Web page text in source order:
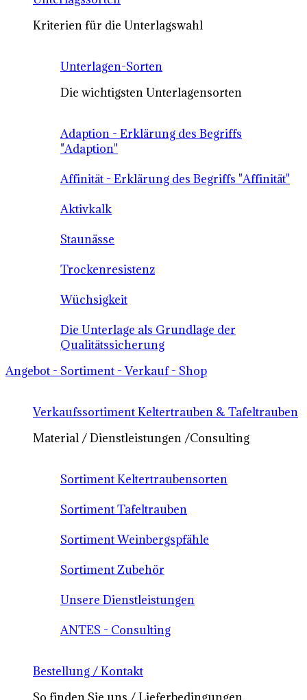
Kriterien für die Unterlagswahl
Unterlagen-Sorten
Die wichtigsten Unterlagensorten
Adaption - Erklärung des Begriffs
"Adaption"
Affinität - Erklärung des Begriffs "Affinität"
Aktivkalk
Staunässe
Trockenresistenz
Wüchsigkeit
Die Unterlage als Grundlage der
Qualitätssicherung
Angebot - Sortiment - Verkauf - Shop
Verkaufssortiment Keltertrauben & Tafeltrauben
Material / Dienstleistungen /Consulting
Sortiment Keltertraubensorten
Sortiment Tafeltrauben
Sortiment Weinbergspfähle
Sortiment Zubehör
Unsere Dienstleistungen
ANTES - Consulting
Bestellung / Kontakt